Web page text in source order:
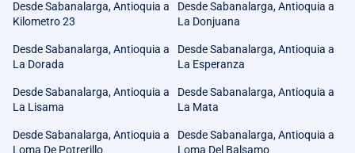
Desde Sabanalarga, Antioquia a
Kilometro 23
Desde Sabanalarga, Antioquia a
La Donjuana
Desde Sabanalarga, Antioquia a
La Dorada
Desde Sabanalarga, Antioquia a
La Esperanza
Desde Sabanalarga, Antioquia a
La Lisama
Desde Sabanalarga, Antioquia a
La Mata
Desde Sabanalarga, Antioquia a
Loma De Potrerillo
Desde Sabanalarga, Antioquia a
Loma Del Balsamo